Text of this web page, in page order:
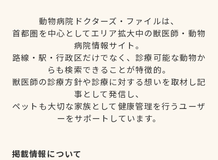
動物病院ドクターズ・ファイルは、
首都圏を中心としてエリア拡大中の獣医師・動物
病院情報サイト。
路線・駅・行政区だけでなく、診療可能な動物か
らも検索できることが特徴的。
獣医師の診療方針や診療に対する想いを取材し記
事として発信し、
ペットも大切な家族として健康管理を行うユーザ
ーをサポートしています。
掲載情報について